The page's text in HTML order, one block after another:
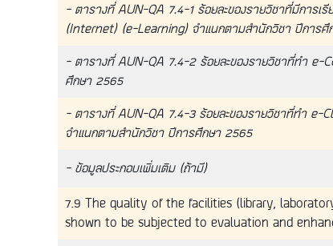
– ตารางที่ AUN-QA 7.4-1 ร้อยละของรายวิชาที่มีการเ
(Internet) (e-Learning) จำแนกตามสำนักวิชา ปีการศึ
– ตารางที่ AUN-QA 7.4-2 ร้อยละของรายวิชาที่ทำ e-
ศึกษา 2565
– ตารางที่ AUN-QA 7.4-3 ร้อยละของรายวิชาที่ทำ e-
จำแนกตามสำนักวิชา ปีการศึกษา 2565
– ข้อมูลประกอบเพิ่มเติม (ถ้ามี)
7.9 The quality of the facilities (library,
shown to be subjected to evaluation and